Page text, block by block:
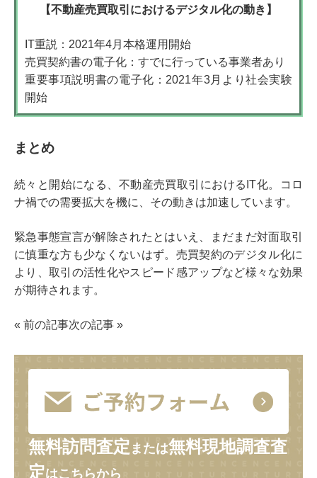
【不動産売買取引におけるデジタル化の動き】
IT重説：2021年4月本格運用開始
売買契約書の電子化：すでに行っている事業者あり
重要事項説明書の電子化：2021年3月より社会実験
開始
まとめ
続々と開始になる、不動産売買取引におけるIT化。コロ
ナ禍での需要拡大を機に、その動きは加速しています。
緊急事態宣言が解除されたとはいえ、まだまだ対面取引
に慎重な方も少なくないはず。 売買契約のデジタル化に
より、取引の活性化やスピード感アップなど様々な効果
が期待されます。
« 前の記事次の記事 »
無料訪問査定 または無料現地調査査
定はこちらから